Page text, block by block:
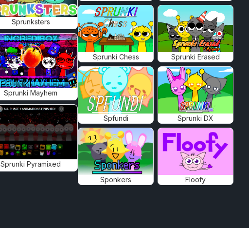
Sprunksters
Sprunki Mayhem
Sprunki Pyramixed
Sprunki Chess Sprunki Erased
Spfundi Sprunki DX
Sponkers Floofy